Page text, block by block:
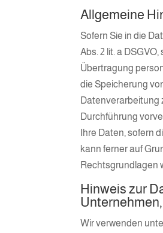
Allgemeine
Sofern Sie in die
Abs. 2 lit. a
Übertragung
die Speicherung
Datenverarbeitung
Durchführung
Ihre Daten, sofern
kann ferner auf
Rechtsgrundlagen
Hinweis zur
Wir verwenden